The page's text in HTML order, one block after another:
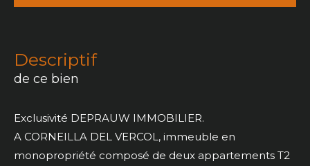
descriptif
de ce bien
Exclusivité DEPRAUW IMMOBILIER.
A CORNEILLA DEL VERCOL, immeuble en
monopropriété composé de deux appartements T2